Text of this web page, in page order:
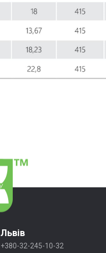
Львів
+380-32-245-10-32